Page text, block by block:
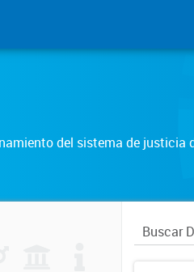
del sistema de justicia